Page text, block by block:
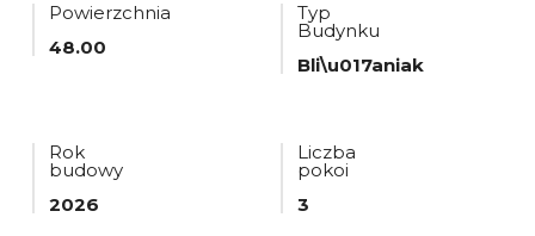
Powierzchnia
48.00
Typ
Budynku
Bli\u017aniak
Rok
budowy
2026
Liczba
pokoi
3